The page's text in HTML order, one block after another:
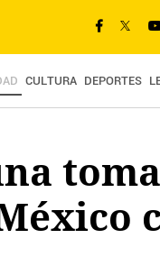
CULTURA DEPORTES
toma